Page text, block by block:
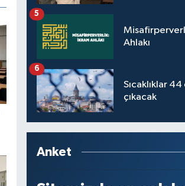
Ahlakı
5
Sıcaklıklar
çıkacak
6
Anket